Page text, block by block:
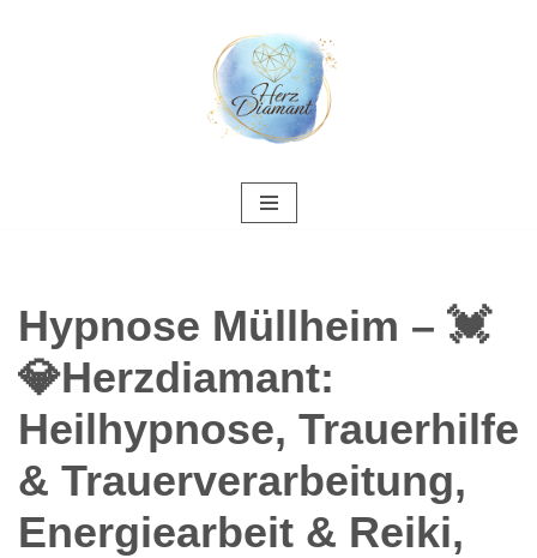
Hypnose Müllheim – 💓️
💎Herzdiamant:
Heilhypnose, Trauerhilfe
& Trauerverarbeitung,
Energiearbeit & Reiki,